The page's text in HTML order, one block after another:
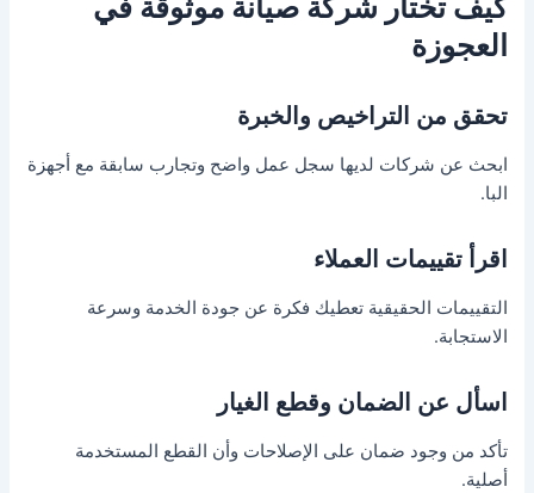
كيف تختار شركة صيانة موثوقة في
العجوزة
تحقق من التراخيص والخبرة
ابحث عن شركات لديها سجل عمل واضح وتجارب سابقة مع أجهزة
البا.
اقرأ تقييمات العملاء
التقييمات الحقيقية تعطيك فكرة عن جودة الخدمة وسرعة
الاستجابة.
اسأل عن الضمان وقطع الغيار
تأكد من وجود ضمان على الإصلاحات وأن القطع المستخدمة
أصلية.